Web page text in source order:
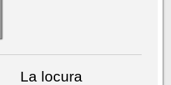
La locura